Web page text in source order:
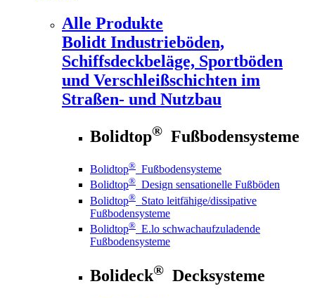
Alle Produkte
Bolidt Industrieböden,
Schiffsdeckbeläge, Sportböden
und Verschleißschichten im
Straßen- und Nutzbau
Bolidtop® Fußbodensysteme
Bolidtop® Fußbodensysteme
Bolidtop® Design sensationelle Fußböden
Bolidtop® Stato leitfähige/dissipative
Fußbodensysteme
Bolidtop® E.lo schwachaufzuladende
Fußbodensysteme
Bolideck® Decksysteme